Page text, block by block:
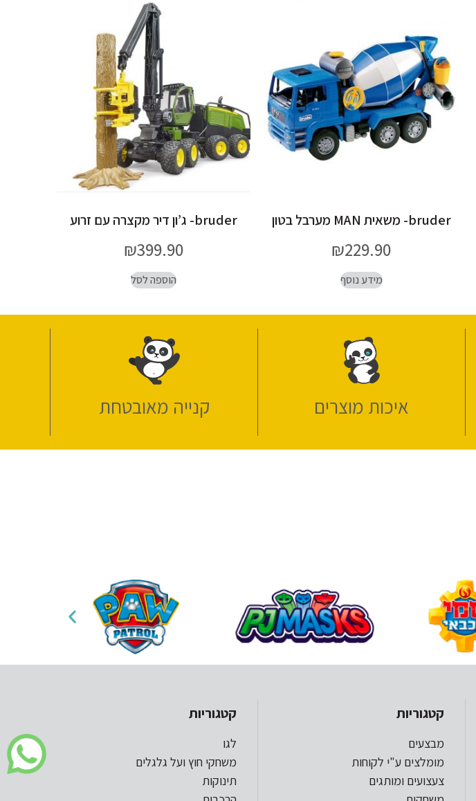
bruder- משאית MAN מערבל בטון
₪229.90
מידע נוסף
bruder- ג’ון דיר מקצרה עם זרוע
₪399.90
הוספה לסל
איכות מוצרים קנייה מאובטחת
קטגוריות
מבצעים
מומלצים ע"י לקוחות
צעצועים ומותגים
קטגוריות
לגו
משחקי חוץ ועל גלגלים
תינוקות